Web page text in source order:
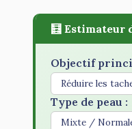
🧮 Estimateur
Objectif
Type de peau :